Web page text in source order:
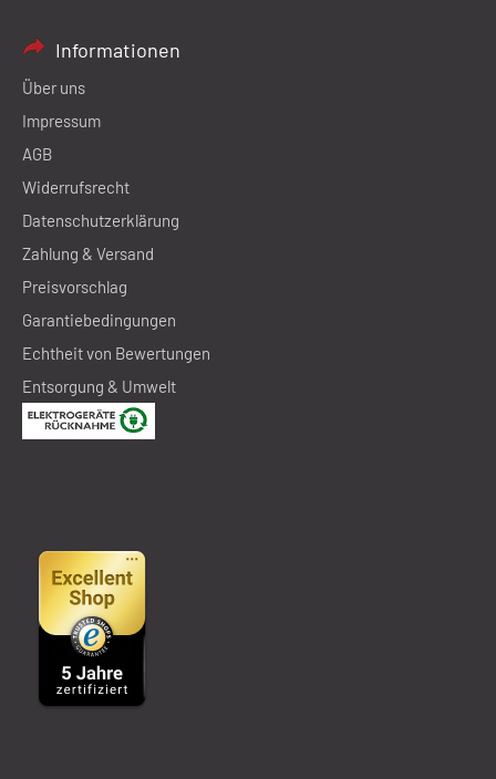
Informationen
Über uns
Impressum
AGB
Widerrufsrecht
Datenschutzerklärung
Zahlung & Versand
Preisvorschlag
Garantiebedingungen
Echtheit von Bewertungen
Entsorgung & Umwelt